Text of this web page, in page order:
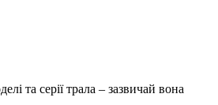
та серії трала – зазвичай вона